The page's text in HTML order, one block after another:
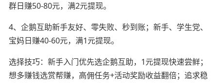
群日赚50-80元，满2元提现。
4、企鹅互助新手友好、零失败、秒到账；新手、学生党、
宝妈日赚40-60元，满1元提现。
选择技巧：新手入门优先选企鹅互助，1元提现快速尝鲜；
想多赚钱选赏帮赚，高佣任务+活动奖励收益翻倍；追求稳